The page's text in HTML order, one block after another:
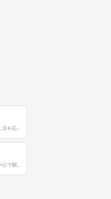
４階：全ての推し活を応援するフロア！